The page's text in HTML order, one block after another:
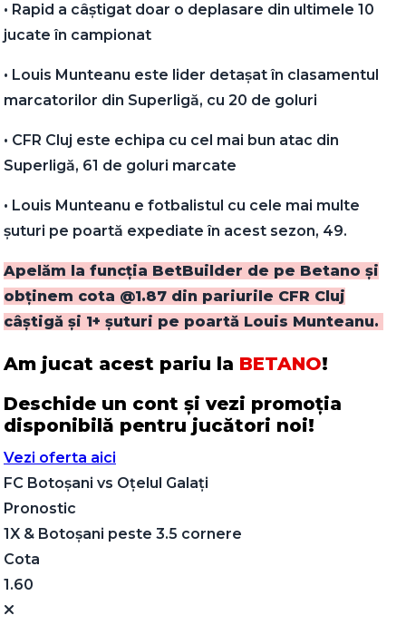
• Rapid a câștigat doar o deplasare din ultimele 10
jucate în campionat
• Louis Munteanu este lider detașat în clasamentul
marcatorilor din Superligă, cu 20 de goluri
• CFR Cluj este echipa cu cel mai bun atac din
Superligă, 61 de goluri marcate
• Louis Munteanu e fotbalistul cu cele mai multe
șuturi pe poartă expediate în acest sezon, 49.
Apelăm la funcția BetBuilder de pe Betano și
obținem cota @1.87 din pariurile CFR Cluj
câștigă și 1+ șuturi pe poartă Louis Munteanu.
Am jucat acest pariu la BETANO!
Deschide un cont și vezi promoția
disponibilă pentru jucători noi!
Vezi oferta aici
FC Botoșani vs Oțelul Galați
Pronostic
1X & Botoșani peste 3.5 cornere
Cota
1.60